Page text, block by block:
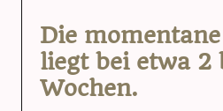
Die
liegt bei etwa 2
Wochen.